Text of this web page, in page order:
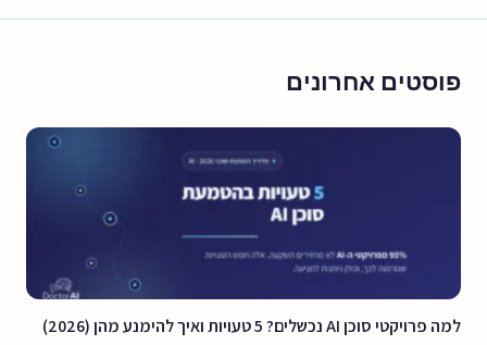
פוסטים אחרונים
למה פרויקטי סוכן AI נכשלים? 5 טעויות ואיך להימנע מהן (2026)